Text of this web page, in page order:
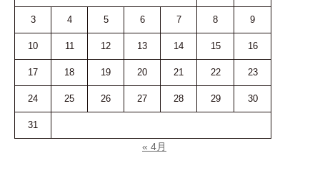
3 4 5 6 7 8 9
10 11 12 13 14 15 16
17 18 19 20 21 22 23
24 25 26 27 28 29 30
31
« 4月